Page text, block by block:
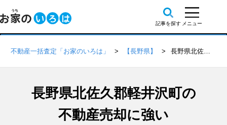
不動産一括査定「お家のいろは」 【長野県】 長野県北佐久郡軽井沢町の不動産会社 口コミ・評判一覧
長野県北佐久郡軽井沢町の
不動産売却に強い